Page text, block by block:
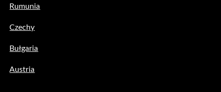
Rumunia
Czechy
Bułgaria
Austria